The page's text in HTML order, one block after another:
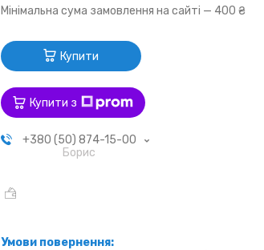
Мінімальна сума замовлення на сайті — 400 ₴
Купити
Купити з
+380 (50) 874-15-00
Борис